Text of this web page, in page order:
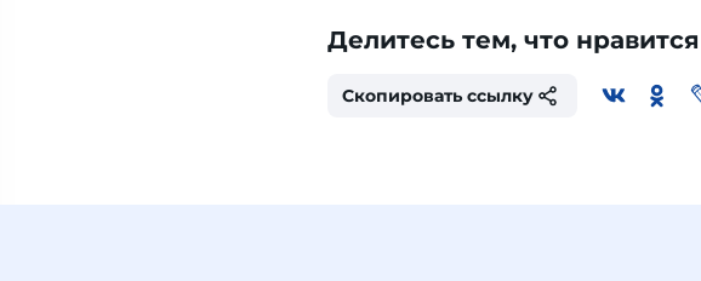
Делитесь тем, что нравится
Скопировать ссылку